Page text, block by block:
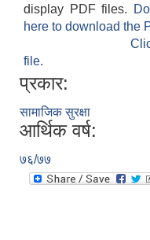
display PDF files.
here to download the
file.
प्रकार:
सामाजिक सुरक्षा
आर्थिक वर्ष:
७६/७७